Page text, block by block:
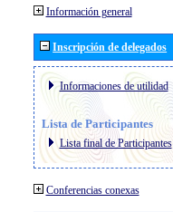
Información general
Inscripción de delegados
Informaciones de utilidad
Lista de Participantes
Lista final de Participantes
Conferencias conexas